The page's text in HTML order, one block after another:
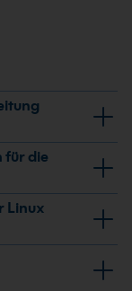
die sich gezielt
den
Du
für die
1-
12 Monate
Linux
LPIC-1-
und Ablauf der